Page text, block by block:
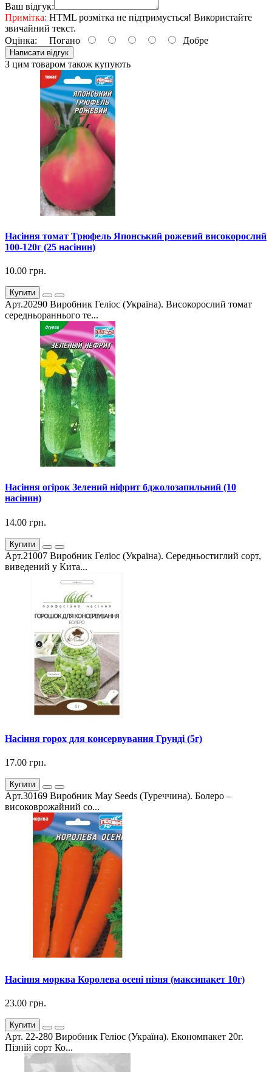
Ваш відгук:
Примітка: HTML розмітка не підтримується! Використайте
звичайний текст.
Оцінка: Погано Добре
Написати відгук
З цим товаром також купують
Насіння томат Трюфель Японський рожевий високорослий
100-120г (25 насінин)
10.00 грн.
Купити
Арт.20290 Виробник Геліос (Україна). Високорослий томат
середньораннього те...
Насіння огірок Зелений ніфрит бджолозапильний (10
насінин)
14.00 грн.
Купити
Арт.21007 Виробник Геліос (Україна). Середньостиглий сорт,
виведений у Кита...
Насіння горох для консервування Грунді (5г)
17.00 грн.
Купити
Арт.30169 Виробник May Seeds (Туреччина). Болеро –
високоврожайний со...
Насіння морква Королева осені пізня (максипакет 10г)
23.00 грн.
Купити
Арт. 22-280 Виробник Геліос (Україна). Економпакет 20г.
Пізній сорт Ко...